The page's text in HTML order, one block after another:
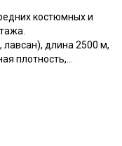
костюмных и
длина 2500 м,
плотность,
персональных
персональных